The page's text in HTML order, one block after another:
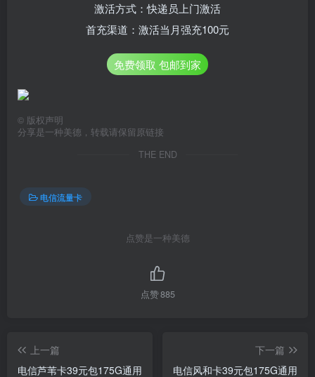
激活方式：快递员上门激活
首充渠道：激活当月强充100元
免费领取 包邮到家
© 版权声明
分享是一种美德，转载请保留原链接
THE END
电信流量卡
点赞是一种美德
点赞885
上一篇
电信芦苇卡39元包175G通用
下一篇
电信风和卡39元包175G通用